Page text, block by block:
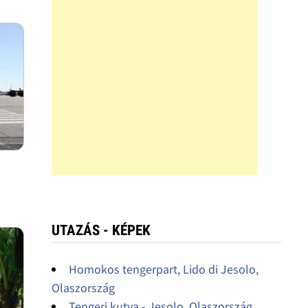
UTAZÁS - KÉPEK
Homokos tengerpart, Lido di Jesolo,
Olaszország